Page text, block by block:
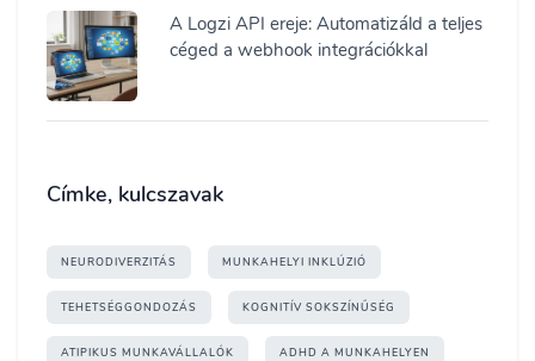
A Logzi API ereje: Automatizáld a teljes
céged a webhook integrációkkal
Címke, kulcszavak
NEURODIVERZITÁS MUNKAHELYI INKLÚZIÓ
TEHETSÉGGONDOZÁS KOGNITÍV SOKSZÍNŰSÉG
ATIPIKUS MUNKAVÁLLALÓK ADHD A MUNKAHELYEN